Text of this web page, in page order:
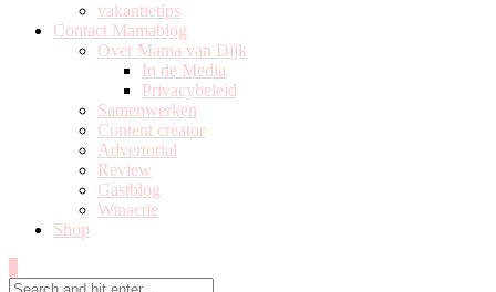
vakantietips
Contact Mamablog
Over Mama van Dijk
In de Media
Privacybeleid
Samenwerken
Content creator
Advertorial
Review
Gastblog
Winactie
Shop